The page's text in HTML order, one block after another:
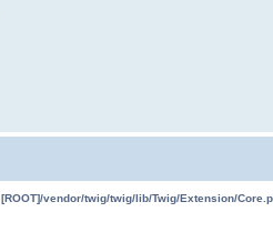
[ROOT]/vendor/twig/twig/lib/Twig/Extension/